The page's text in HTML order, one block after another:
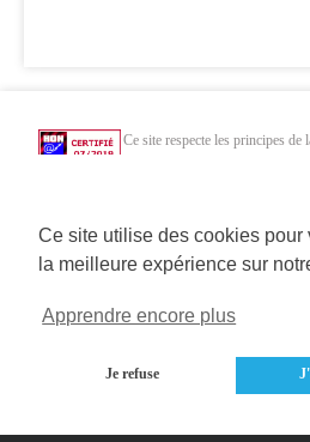
Ce site utilise des cookies pour
la meilleure expérience sur
Apprendre encore plus
Je refuse
Ce site respecte les principes de
Copyright 2014>2020 Connected Mag